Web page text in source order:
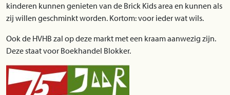
kinderen kunnen genieten van de Brick Kids area en kunnen als
zij willen geschminkt worden. Kortom: voor ieder wat wils.
Ook de HVHB zal op deze markt met een kraam aanwezig zijn.
Deze staat voor Boekhandel Blokker.